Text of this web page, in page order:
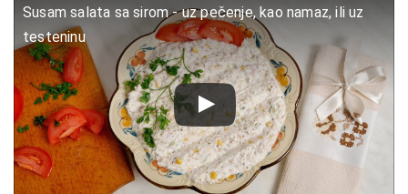
Susam salata sa sirom - uz pečenje, kao namaz, ili uz
testeninu